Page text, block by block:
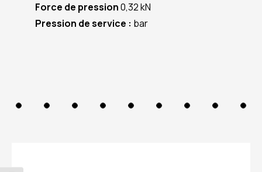
Force de pression0,32 kN
Pression de service : bar